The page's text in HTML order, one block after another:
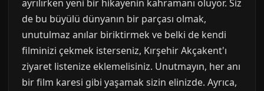
ayrılırken yeni bir hikayenin kahramanı oluyor. Siz
de bu büyülü dünyanın bir parçası olmak,
unutulmaz anılar biriktirmek ve belki de kendi
filminizi çekmek isterseniz, Kırşehir Akçakent'ı
ziyaret listenize eklemelisiniz. Unutmayın, her anı
bir film karesi gibi yaşamak sizin elinizde. Ayrıca,